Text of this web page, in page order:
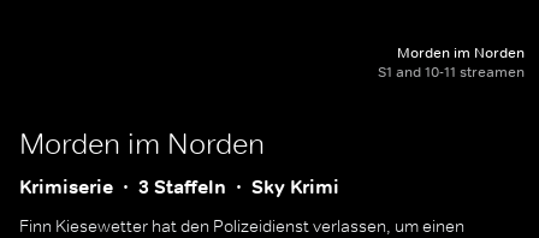
Morden im Norden
S1 and 10-11 streamen
Morden im Norden
Krimiserie 3 Staffeln Sky Krimi
Finn Kiesewetter hat den Polizeidienst verlassen, um einen